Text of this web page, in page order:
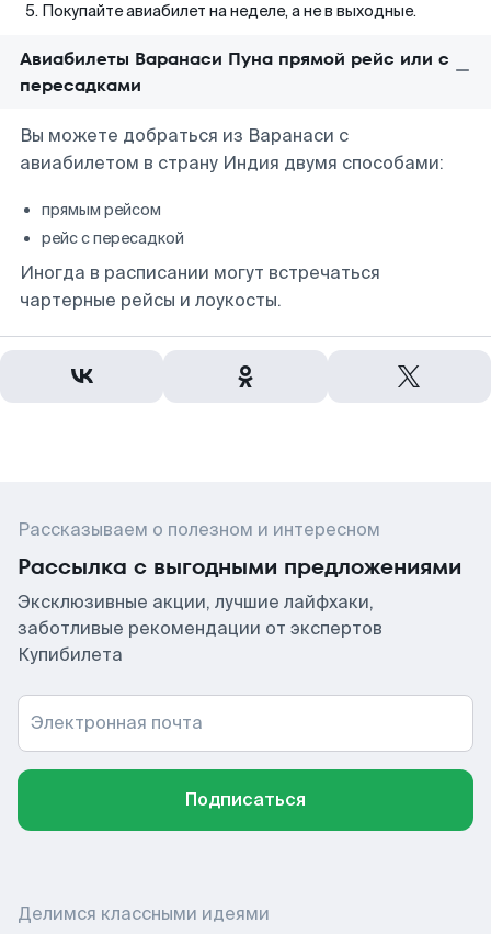
Покупайте авиабилет на неделе, а не в выходные.
Авиабилеты Варанаси Пуна прямой рейс или с
пересадками
Вы можете добраться из Варанаси с
авиабилетом в страну Индия двумя способами:
прямым рейсом
рейс с пересадкой
Иногда в расписании могут встречаться
чартерные рейсы и лоукосты.
Рассказываем о полезном и интересном
Рассылка с выгодными предложениями
Эксклюзивные акции, лучшие лайфхаки,
заботливые рекомендации от экспертов
Купибилета
Электронная почта
Подписаться
Делимся классными идеями